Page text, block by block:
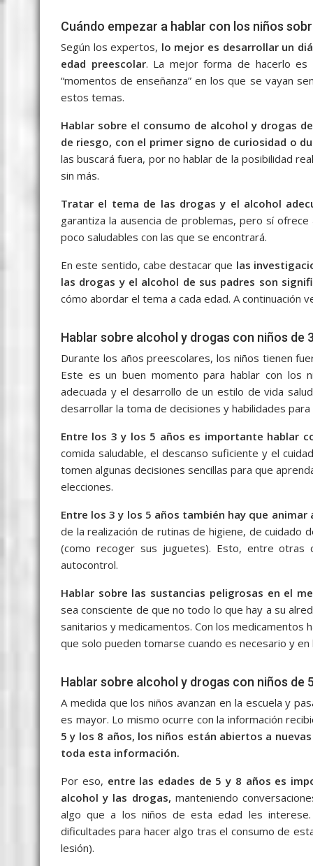
Cuándo empezar a hablar con los niños
Según los expertos, lo mejor es desarrollar un
edad preescolar. La mejor forma de hacerlo es
“momentos de enseñanza” en los que se vayan
estos temas.
Hablar sobre el consumo de alcohol y drogas
de riesgo, con el primer signo de curiosidad o
las buscará fuera, por no hablar de la posibilidad
sin más.
Tratar el tema de las drogas y el alcohol
garantiza la ausencia de problemas, pero sí
poco saludables con las que se encontrará.
En este sentido, cabe destacar que las
las drogas y el alcohol de sus padres son
cómo abordar el tema a cada edad. A continuación
Hablar sobre alcohol y drogas con niños de
Durante los años preescolares, los niños tienen
Este es un buen momento para hablar con los
adecuada y el desarrollo de un estilo de vida
desarrollar la toma de decisiones y habilidades
Entre los 3 y los 5 años es importante hablar
comida saludable, el descanso suficiente y el
tomen algunas decisiones sencillas para que
elecciones.
Entre los 3 y los 5 años también hay que
de la realización de rutinas de higiene, de
(como recoger sus juguetes). Esto, entre otras
autocontrol.
Hablar sobre las sustancias peligrosas en el
sea consciente de que no todo lo que hay a su
sanitarios y medicamentos. Con los medicamentos
que solo pueden tomarse cuando es necesario y en
Hablar sobre alcohol y drogas con niños de
A medida que los niños avanzan en la escuela y
es mayor. Lo mismo ocurre con la información
5 y los 8 años, los niños están abiertos a
toda esta información.
Por eso, entre las edades de 5 y 8 años es
alcohol y las drogas, manteniendo
algo que a los niños de esta edad les
dificultades para hacer algo tras el consumo de
lesión).